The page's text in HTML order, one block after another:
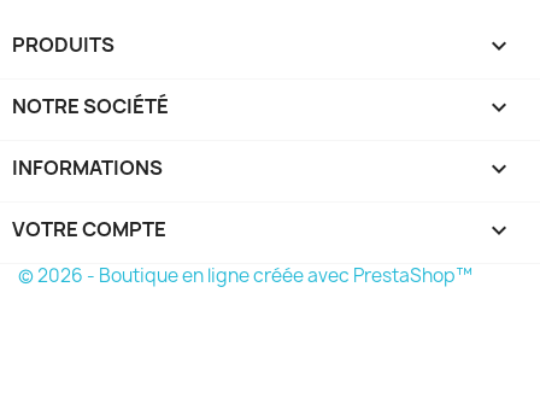
PRODUITS 
NOTRE SOCIÉTÉ 
INFORMATIONS keyboard_arrow_down
VOTRE COMPTE 
© 2026 - Boutique en ligne créée avec PrestaShop™